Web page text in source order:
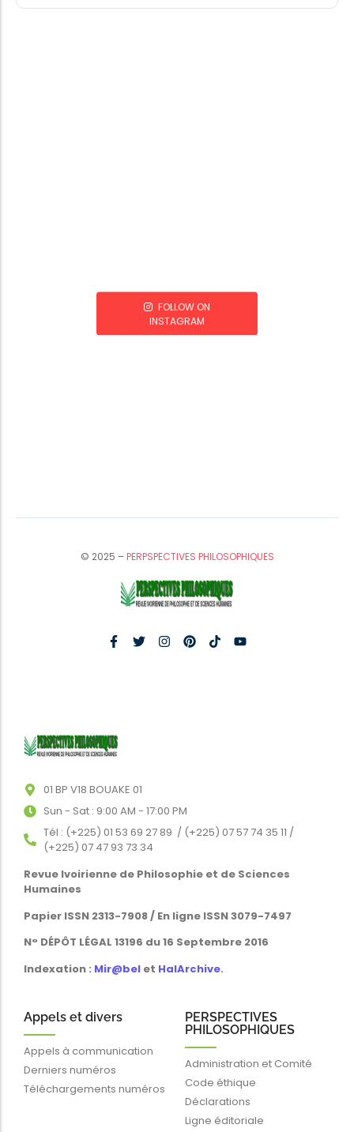
FOLLOW ON
INSTAGRAM
© 2025 –PERPSPECTIVES PHILOSOPHIQUES
01 BP V18 BOUAKE 01
Sun - Sat : 9:00 AM - 17:00 PM
Tél : (+225) 01 53 69 27 89 / (+225) 07 57 74 35 11 /
(+225) 07 47 93 73 34
Revue Ivoirienne de Philosophie et de Sciences
Humaines
Papier ISSN 2313-7908 / En ligne ISSN 3079-7497
N° DÉPÔT LÉGAL 13196 du 16 Septembre 2016
Indexation : Mir@bel et HalArchive.
Appels et divers
Appels à communication
Derniers numéros
Téléchargements numéros
PERSPECTIVES
PHILOSOPHIQUES
Administration et Comité
Code éthique
Déclarations
Ligne éditoriale